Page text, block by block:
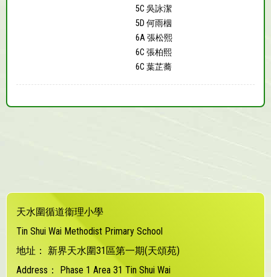
5C 吳詠潔
5D 何雨栶
6A 張松熙
6C 張柏熙
6C 葉芷蕎
天水圍循道衞理小學
Tin Shui Wai Methodist Primary School
地址：
新界天水圍31區第一期(天頌苑)
Address：
Phase 1 Area 31 Tin Shui Wai